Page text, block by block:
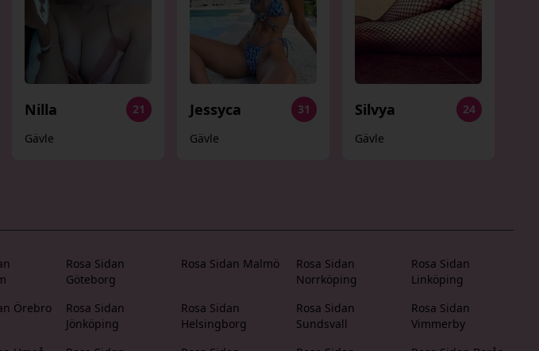
Nilla
21
Gävle
Jessyca
31
Gävle
Silvya
24
Gävle
Rosa Sidan
Göteborg
Rosa Sidan Malmö
Rosa Sidan
Norrköping
Rosa Sidan
Linköping
Örebro
Rosa Sidan
Jönköping
Rosa Sidan
Helsingborg
Rosa Sidan
Sundsvall
Rosa Sidan
Vimmerby